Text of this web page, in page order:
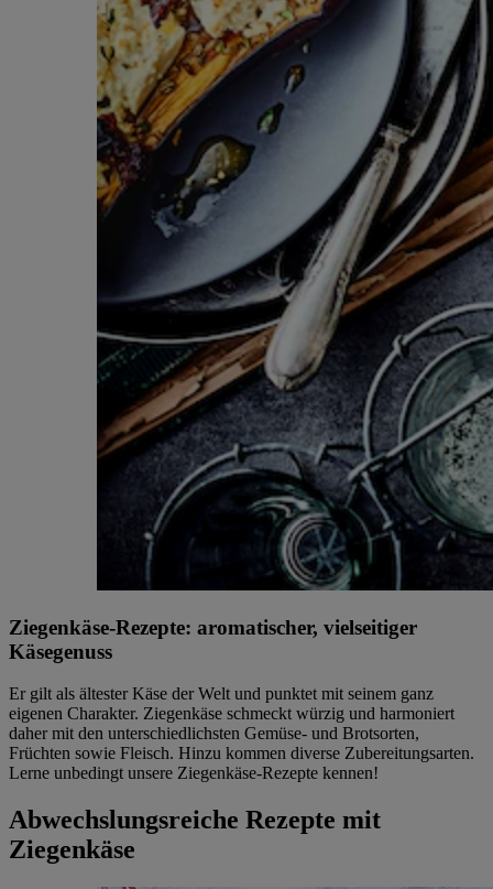
Ziegenkäse-Rezepte: aromatischer, vielseitiger
Käsegenuss
Er gilt als ältester Käse der Welt und punktet mit seinem ganz
eigenen Charakter. Ziegenkäse schmeckt würzig und harmoniert
daher mit den unterschiedlichsten Gemüse- und Brotsorten,
Früchten sowie Fleisch. Hinzu kommen diverse Zubereitungsarten.
Lerne unbedingt unsere Ziegenkäse-Rezepte kennen!
Abwechslungsreiche Rezepte mit
Ziegenkäse